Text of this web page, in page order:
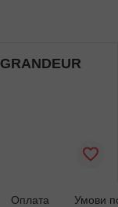
Оплата Умови